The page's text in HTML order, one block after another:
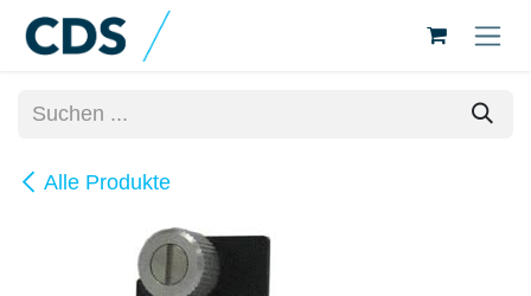
Zum Inhalt springen
Alle Produkte